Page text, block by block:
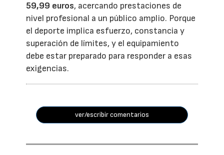
59,99 euros, acercando prestaciones de
nivel profesional a un público amplio. Porque
el deporte implica esfuerzo, constancia y
superación de límites, y el equipamiento
debe estar preparado para responder a esas
exigencias.
ver/escribir comentarios